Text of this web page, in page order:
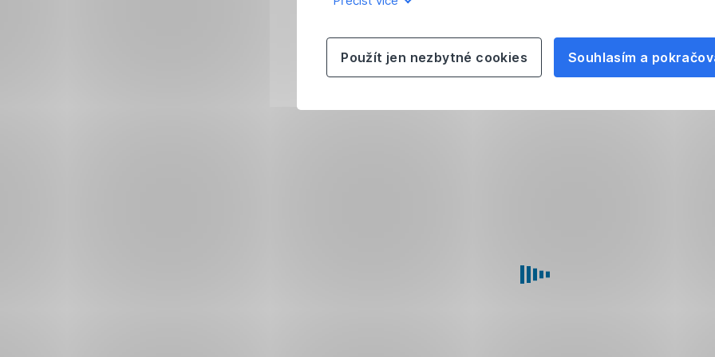
Souhlasím a
Použít jen nezbytné cookies